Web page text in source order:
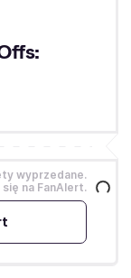
wyprzedane.
się na FanAlert.